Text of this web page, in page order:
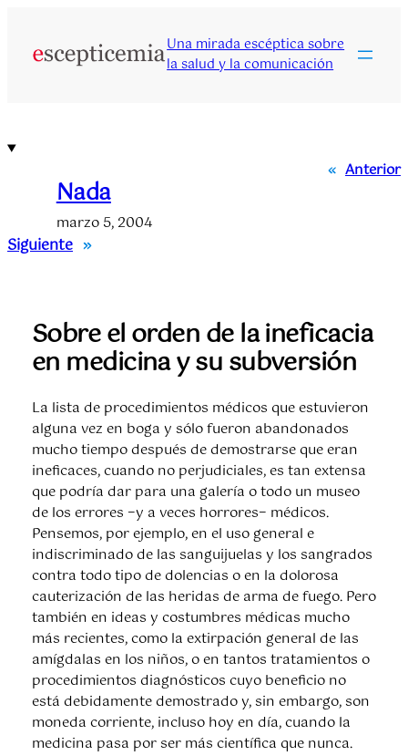
contenido
Una mirada escéptica sobre
la salud y la comunicación
« Anterior
Nada
marzo 5, 2004
Siguiente »
Sobre el orden de la ineficacia
en medicina y su subversión
La lista de procedimientos médicos que estuvieron
alguna vez en boga y sólo fueron abandonados
mucho tiempo después de demostrarse que eran
ineficaces, cuando no perjudiciales, es tan extensa
que podría dar para una galería o todo un museo
de los errores −y a veces horrores− médicos.
Pensemos, por ejemplo, en el uso general e
indiscriminado de las sanguijuelas y los sangrados
contra todo tipo de dolencias o en la dolorosa
cauterización de las heridas de arma de fuego. Pero
también en ideas y costumbres médicas mucho
más recientes, como la extirpación general de las
amígdalas en los niños, o en tantos tratamientos o
procedimientos diagnósticos cuyo beneficio no
está debidamente demostrado y, sin embargo, son
moneda corriente, incluso hoy en día, cuando la
medicina pasa por ser más científica que nunca.